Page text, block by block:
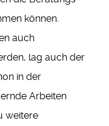
können.
auch
lag auch der
in der
Arbeiten
weitere